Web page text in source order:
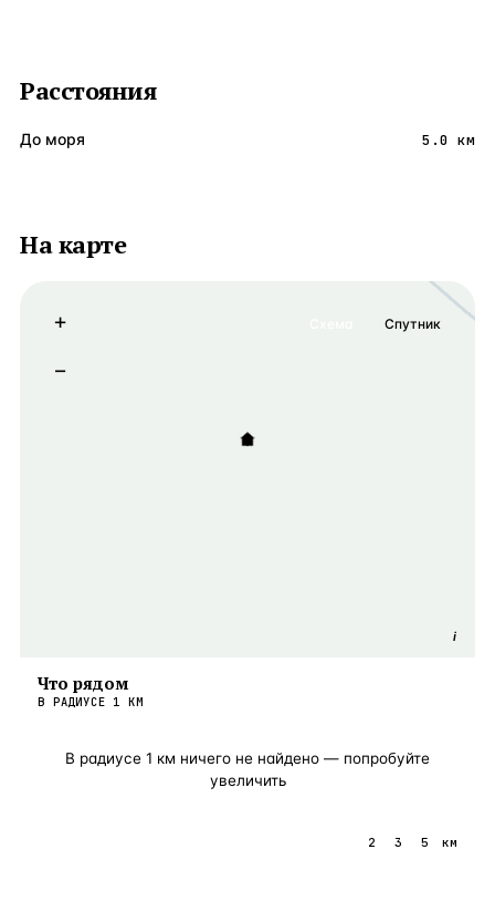
Расстояния
До моря 5.0 км
На карте
i
+
−
Спутник
Что рядом
В РАДИУСЕ 1 КМ
В радиусе 1 км ничего не найдено — попробуйте
увеличить
2 3 5 км